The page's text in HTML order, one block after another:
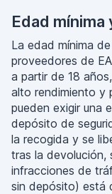
Edad mínima
La edad mínima
proveedores de
a partir de 18
alto rendimiento y
pueden exigir una
depósito de
la recogida y se
tras la devolución,
infracciones de
sin depósito) está